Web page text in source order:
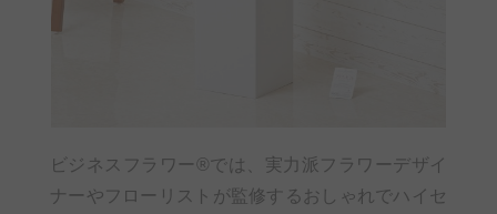
ビジネスフラワー®では、実力派フラワーデザイ
ナーやフローリストが監修するおしゃれでハイセ